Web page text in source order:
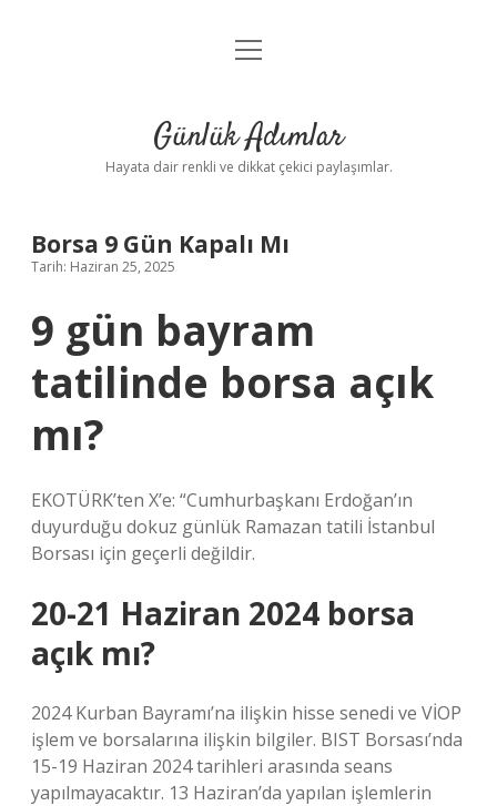
Anasayfa
Yasal Uyarı
menüyü
Günlük Adımlar
Hayata dair renkli ve dikkat çekici paylaşımlar.
Borsa 9 Gün Kapalı Mı
Tarih: Haziran 25, 2025
9 gün bayram
tatilinde borsa açık
mı?
EKOTÜRK’ten X’e: “Cumhurbaşkanı Erdoğan’ın
duyurduğu dokuz günlük Ramazan tatili İstanbul
Borsası için geçerli değildir.
20-21 Haziran 2024 borsa
açık mı?
2024 Kurban Bayramı’na ilişkin hisse senedi ve VİOP
işlem ve borsalarına ilişkin bilgiler. BIST Borsası’nda
15-19 Haziran 2024 tarihleri ​​arasında seans
yapılmayacaktır. 13 Haziran’da yapılan işlemlerin